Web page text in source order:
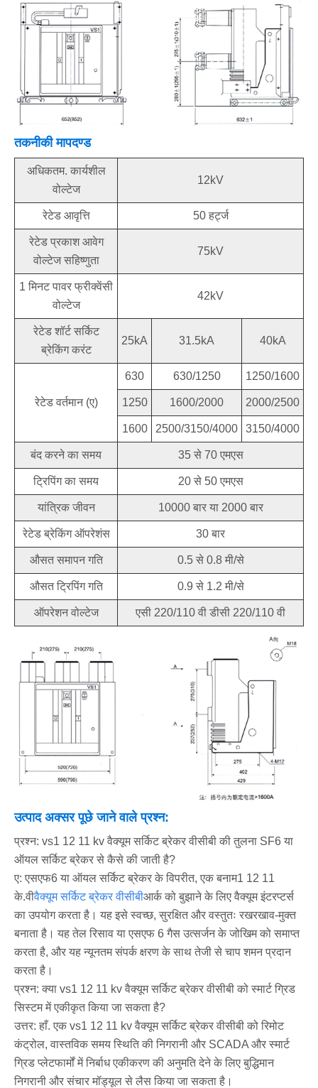
तकनीकी मापदण्ड
अधिकतम. कार्यशील
वोल्टेज
12kV
रेटेड आवृत्ति 50 हर्ट्ज
रेटेड प्रकाश आवेग
वोल्टेज सहिष्णुता
75kV
1 मिनट पावर फ्रीक्वेंसी
वोल्टेज
42kV
रेटेड शॉर्ट सर्किट
ब्रेकिंग करंट
25kA 31.5kA 40kA
रेटेड वर्तमान (ए)
630 630/1250 1250/1600
1250 1600/2000 2000/2500
1600 2500/3150/4000 3150/4000
बंद करने का समय 35 से 70 एमएस
ट्रिपिंग का समय 20 से 50 एमएस
यांत्रिक जीवन 10000 बार या 2000 बार
रेटेड ब्रेकिंग ऑपरेशंस 30 बार
औसत समापन गति 0.5 से 0.8 मी/से
औसत ट्रिपिंग गति 0.9 से 1.2 मी/से
ऑपरेशन वोल्टेज एसी 220/110 वी डीसी 220/110 वी
उत्पाद अक्सर पूछे जाने वाले प्रश्न:
प्रश्न: vs1 12 11 kv वैक्यूम सर्किट ब्रेकर वीसीबी की तुलना SF6 या
ऑयल सर्किट ब्रेकर से कैसे की जाती है?
ए: एसएफ6 या ऑयल सर्किट ब्रेकर के विपरीत, एक बनाम1 12 11
के.वीवैक्यूम सर्किट ब्रेकर वीसीबीआर्क को बुझाने के लिए वैक्यूम इंटरप्टर्स
का उपयोग करता है। यह इसे स्वच्छ, सुरक्षित और वस्तुतः रखरखाव-मुक्त
बनाता है। यह तेल रिसाव या एसएफ 6 गैस उत्सर्जन के जोखिम को समाप्त
करता है, और यह न्यूनतम संपर्क क्षरण के साथ तेजी से चाप शमन प्रदान
करता है।
प्रश्न: क्या vs1 12 11 kv वैक्यूम सर्किट ब्रेकर वीसीबी को स्मार्ट ग्रिड
सिस्टम में एकीकृत किया जा सकता है?
उत्तर: हाँ. एक vs1 12 11 kv वैक्यूम सर्किट ब्रेकर वीसीबी को रिमोट
कंट्रोल, वास्तविक समय स्थिति की निगरानी और SCADA और स्मार्ट
ग्रिड प्लेटफार्मों में निर्बाध एकीकरण की अनुमति देने के लिए बुद्धिमान
निगरानी और संचार मॉड्यूल से लैस किया जा सकता है।